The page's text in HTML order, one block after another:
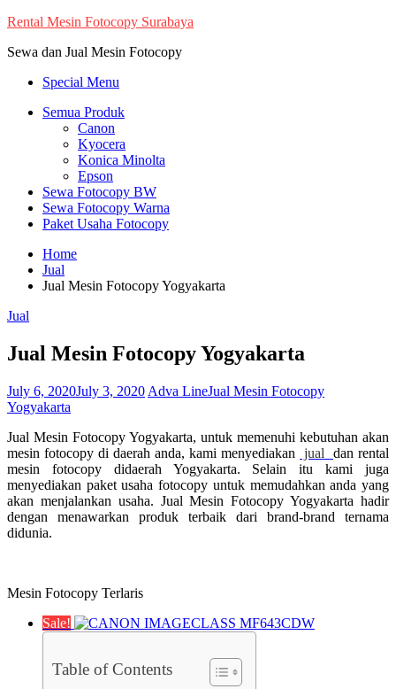
Skip
content
Rental Mesin Fotocopy Surabaya
Sewa dan Jual Mesin Fotocopy
Special Menu
Semua Produk
Canon
Kyocera
Konica Minolta
Epson
Sewa Fotocopy BW
Sewa Fotocopy Warna
Paket Usaha Fotocopy
Home
Jual
Jual Mesin Fotocopy Yogyakarta
Jual
Jual Mesin Fotocopy Yogyakarta
July 6, 2020July 3, 2020 Adva LineJual Mesin Fotocopy
Yogyakarta
Jual Mesin Fotocopy Yogyakarta, untuk memenuhi kebutuhan akan
mesin fotocopy di daerah anda, kami menyediakan
jual dan rental
mesin fotocopy didaerah Yogyakarta. Selain itu kami juga
menyediakan paket usaha fotocopy untuk memudahkan anda yang
akan menjalankan usaha. Jual Mesin Fotocopy Yogyakarta hadir
dengan menawarkan produk terbaik dari brand-brand ternama
didunia.
Mesin Fotocopy Terlaris
Sale!
Table of Contents